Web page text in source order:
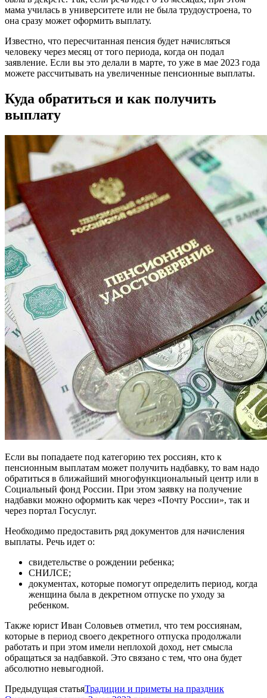
мама училась в университете или не была трудоустроена, то
она сразу может оформить выплату.
Известно, что пересчитанная пенсия будет начисляться
человеку через месяц от того периода, когда он подал
заявление. Если вы это делали в марте, то уже в мае 2023 года
можете рассчитывать на увеличенные пенсионные выплаты.
Куда обратиться и как получить
выплату
Если вы попадаете под категорию тех россиян, кто к
пенсионным выплатам может получить надбавку, то вам надо
обратиться в ближайший многофункциональный центр или в
Социальный фонд России. При этом заявку на получение
надбавки можно оформить как через «Почту России», так и
через портал Госуслуг.
Необходимо предоставить ряд документов для начисления
выплаты. Речь идет о:
свидетельстве о рождении ребенка;
СНИЛСЕ;
документах, которые помогут определить период, когда
женщина была в декретном отпуске по уходу за
ребенком.
Также юрист Иван Соловьев отметил, что тем россиянам,
которые в период своего декретного отпуска продолжали
работать и при этом имели неплохой доход, нет смысла
обращаться за надбавкой. Это связано с тем, что она будет
абсолютно невыгодной.
Предыдущая статьяТрадиции и приметы на праздник